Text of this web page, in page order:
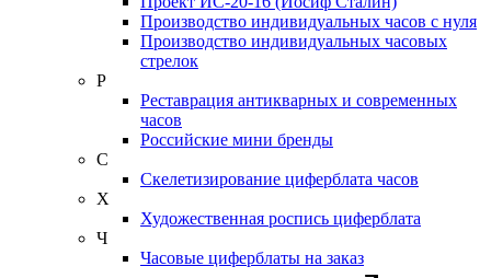
Производство индивидуальных часов с нуля
Производство индивидуальных часовых
стрелок
Р
Реставрация антикварных и современных
часов
Российские мини бренды
С
Скелетизирование циферблата часов
Х
Художественная роспись циферблата
Ч
Часовые циферблаты на заказ